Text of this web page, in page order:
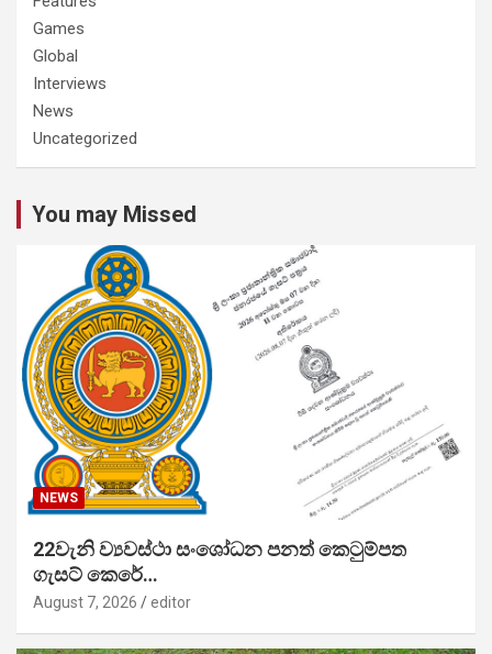
Games
Global
Interviews
News
Uncategorized
You may Missed
NEWS
22වැනි ව්‍යවස්ථා සංශෝධන පනත් කෙටුම්පත
ගැසට් කෙරේ…
August 7, 2026 editor